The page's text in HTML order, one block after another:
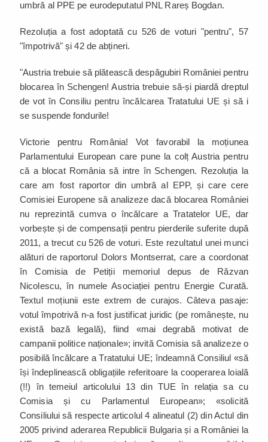
umbră al PPE pe eurodeputatul PNL Rareș Bogdan.
Rezoluția a fost adoptată cu 526 de voturi "pentru", 57
"împotrivă" și 42 de abțineri.
"Austria trebuie să plătească despăgubiri României pentru
blocarea în Schengen! Austria trebuie să-și piardă dreptul
de vot în Consiliu pentru încălcarea Tratatului UE și să i
se suspende fondurile!
Victorie pentru România! Vot favorabil la moțiunea
Parlamentului European care pune la colț Austria pentru
că a blocat România să intre în Schengen. Rezoluția la
care am fost raportor din umbră al EPP, și care cere
Comisiei Europene să analizeze dacă blocarea României
nu reprezintă cumva o încălcare a Tratatelor UE, dar
vorbește și de compensații pentru pierderile suferite după
2011, a trecut cu 526 de voturi. Este rezultatul unei munci
alături de raportorul Dolors Montserrat, care a coordonat
în Comisia de Petiții memoriul depus de Răzvan
Nicolescu, în numele Asociației pentru Energie Curată.
Textul moțiunii este extrem de curajos. Câteva pasaje:
votul împotrivă n-a fost justificat juridic (pe românește, nu
există bază legală), fiind «mai degrabă motivat de
campanii politice naționale»; invită Comisia să analizeze o
posibilă încălcare a Tratatului UE; îndeamnă Consiliul «să
își îndeplinească obligațiile referitoare la cooperarea loială
(!!) în temeiul articolului 13 din TUE în relația sa cu
Comisia și cu Parlamentul European»; «solicită
Consiliului să respecte articolul 4 alineatul (2) din Actul din
2005 privind aderarea Republicii Bulgaria și a României la